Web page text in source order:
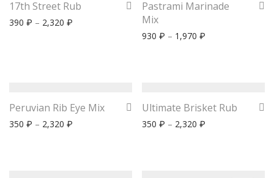
17th Street Rub
390 ₽ – 2,320 ₽
Pastrami Marinade
Mix
930 ₽ – 1,970 ₽
Peruvian Rib Eye Mix
350 ₽ – 2,320 ₽
Ultimate Brisket Rub
350 ₽ – 2,320 ₽